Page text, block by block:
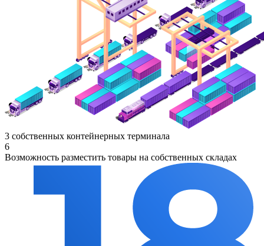
3 собственных контейнерных терминала
6
Возможность разместить товары на собственных складах